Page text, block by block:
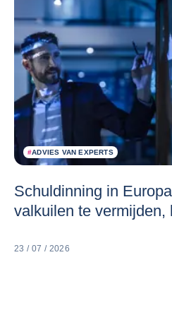
#ADVIES VAN EXPERTS
Schuldinning in
valkuilen te vermijden,
23 / 07 / 2026